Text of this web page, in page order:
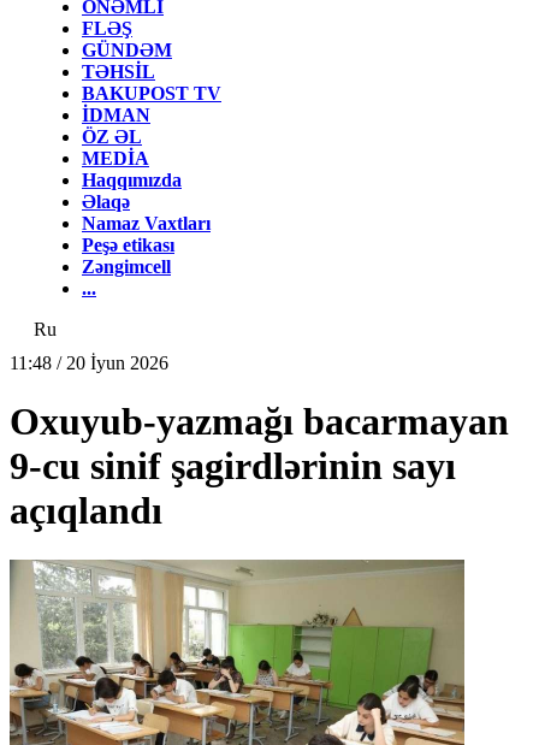
ÖNƏMLİ
FLƏŞ
GÜNDƏM
TƏHSİL
BAKUPOST TV
İDMAN
ÖZ ƏL
MEDİA
Haqqımızda
Əlaqə
Namaz Vaxtları
Peşə etikası
Zəngimcell
...
Ru
11:48 / 20 İyun 2026
Oxuyub-yazmağı bacarmayan
9-cu sinif şagirdlərinin sayı
açıqlandı